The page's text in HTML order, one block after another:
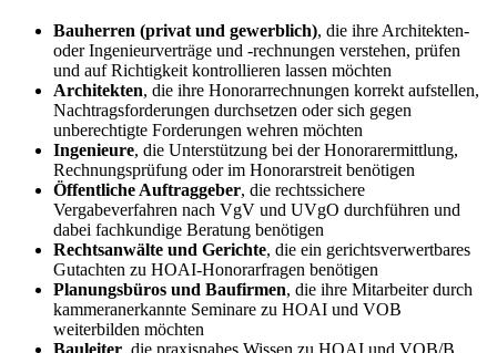
Bauherren (privat und gewerblich), die ihre Architekten-
oder Ingenieurverträge und -rechnungen verstehen, prüfen
und auf Richtigkeit kontrollieren lassen möchten
Architekten, die ihre Honorarrechnungen korrekt aufstellen,
Nachtragsforderungen durchsetzen oder sich gegen
unberechtigte Forderungen wehren möchten
Ingenieure, die Unterstützung bei der Honorarermittlung,
Rechnungsprüfung oder im Honorarstreit benötigen
Öffentliche Auftraggeber, die rechtssichere
Vergabeverfahren nach VgV und UVgO durchführen und
dabei fachkundige Beratung benötigen
Rechtsanwälte und Gerichte, die ein gerichtsverwertbares
Gutachten zu HOAI-Honorarfragen benötigen
Planungsbüros und Baufirmen, die ihre Mitarbeiter durch
kammeranerkannte Seminare zu HOAI und VOB
weiterbilden möchten
Bauleiter , die praxisnahes Wissen zu HOAI und VOB/B